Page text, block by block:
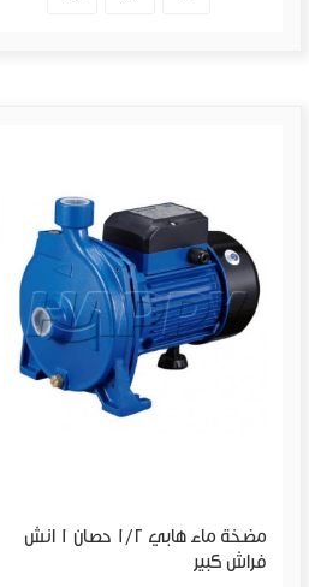
مضخة ماء هابي 1/2 حصان 1 انش
فراش كبير